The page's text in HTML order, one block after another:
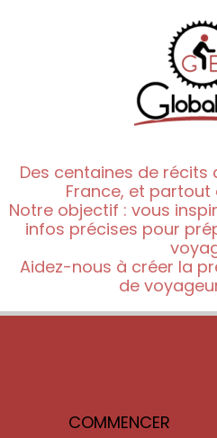
Des centaines de récits
France, et partout
Notre objectif : vous
infos précises pour
Aidez-nous à créer la
de
COMMENCER